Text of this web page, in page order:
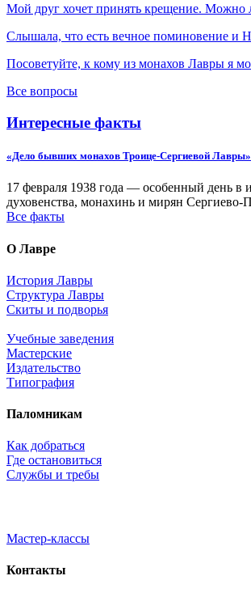
Мой друг хочет принять крещение. Можно
Слышала, что есть вечное поминовение и
Посоветуйте, к кому из монахов Лавры я
Все вопросы
Интересные факты
«Дело бывших монахов Троице-Сергиевой Лавры»
17 февраля 1938 года — особенный день в
духовенства, монахинь и мирян Сергиево-
Все факты
О Лавре
История Лавры
Структура Лавры
Скиты и подворья
Учебные заведения
Мастерские
Издательство
Типография
Паломникам
Как добраться
Где остановиться
Службы и требы
Мастер-классы
Контакты